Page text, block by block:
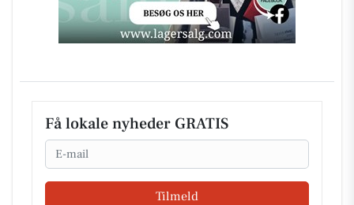
Få lokale nyheder GRATIS
Email
Tilmeld